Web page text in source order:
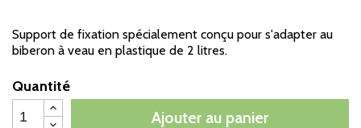
Support de fixation spécialement conçu pour s'adapter au
biberon à veau en plastique de 2 litres.
Quantité
Ajouter au panier